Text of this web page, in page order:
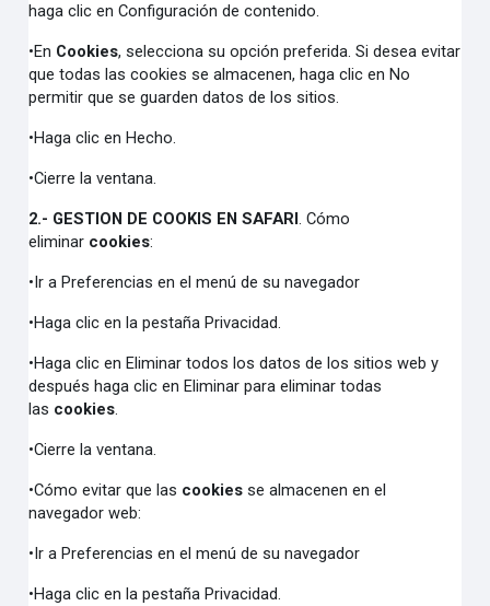
haga clic en Configuración de contenido.
•En Cookies, selecciona su opción preferida. Si desea evitar
que todas las cookies se almacenen, haga clic en No
permitir que se guarden datos de los sitios.
•Haga clic en Hecho.
•Cierre la ventana.
2.- GESTION DE COOKIS EN SAFARI. Cómo
eliminar cookies:
•Ir a Preferencias en el menú de su navegador
•Haga clic en la pestaña Privacidad.
•Haga clic en Eliminar todos los datos de los sitios web y
después haga clic en Eliminar para eliminar todas
las cookies.
•Cierre la ventana.
•Cómo evitar que las cookies se almacenen en el
navegador web:
•Ir a Preferencias en el menú de su navegador
•Haga clic en la pestaña Privacidad.